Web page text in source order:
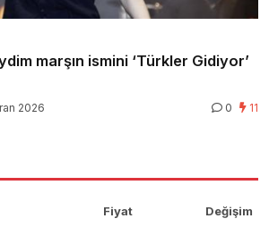
marşın ismini ‘Türkler Gidiyor’
2026 0 11
Fiyat Değişim